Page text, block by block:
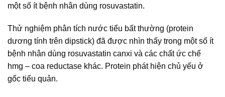
một số ít bệnh nhân dùng rosuvastatin.
Thử nghiệm phân tích nước tiểu bất thường (protein
dương tính trên dipstick) đã được nhìn thấy trong một số ít
bệnh nhân dùng rosuvastatin canxi và các chất ức chế
hmg – coa reductase khác. Protein phát hiện chủ yếu ở
gốc tiểu quản.